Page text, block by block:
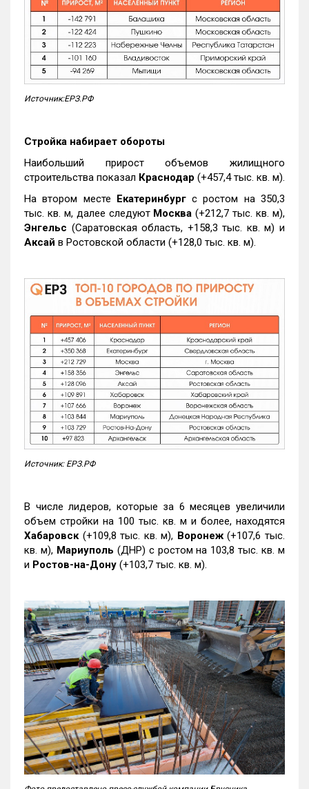
Источник:ЕРЗ.РФ
Стройка набирает обороты
Наибольший прирост объемов жилищного
строительства показал Краснодар (+457,4 тыс. кв. м).
На втором месте Екатеринбургс ростом на 350,3
тыс. кв. м, далее следуют Москва (+212,7 тыс. кв. м),
Энгельс (Саратовская область, +158,3 тыс. кв. м) и
Аксай в Ростовской области (+128,0 тыс. кв. м).
Источник: ЕРЗ.РФ
В числе лидеров, которые за 6 месяцев увеличили
объем стройки на 100 тыс. кв. м и более, находятся
Хабаровск (+109,8 тыс. кв. м), Воронеж(+107,6 тыс.
кв. м), Мариуполь (ДНР) с ростом на 103,8 тыс. кв. м
и Ростов-на-Дону (+103,7 тыс. кв. м).